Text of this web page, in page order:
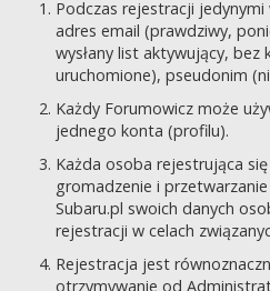
Podczas rejestracji
adres email (prawdziwy,
wysłany list aktywujący,
uruchomione), pseudonim
Każdy Forumowicz może
jednego konta (profilu).
Każda osoba rejestrująca
gromadzenie i
Subaru.pl swoich danych
rejestracji w celach
Rejestracja jest
otrzymywanie od